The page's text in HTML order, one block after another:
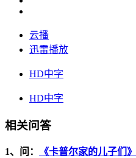
云播
迅雷播放
HD中字
HD中字
相关问答
1、问： 《卡普尔家的儿子们》